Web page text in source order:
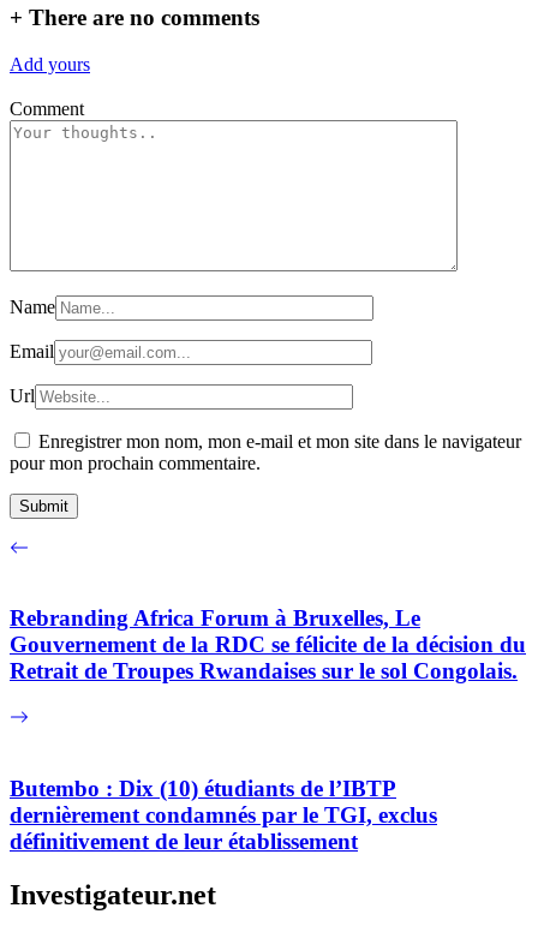
+ There are no comments
Add yours
Comment
Name
Email
Url
Enregistrer mon nom, mon e-mail et mon site dans le navigateur
pour mon prochain commentaire.
Rebranding Africa Forum à Bruxelles, Le
Gouvernement de la RDC se félicite de la décision du
Retrait de Troupes Rwandaises sur le sol Congolais.
Butembo : Dix (10) étudiants de l’IBTP
dernièrement condamnés par le TGI, exclus
définitivement de leur établissement
Investigateur.net